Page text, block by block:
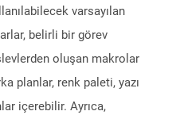
varsayılan
belirli bir görev
oluşan makrolar
planlar, renk paleti, yazı
içerebilir. Ayrıca,